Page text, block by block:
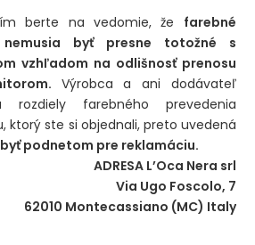
berte na vedomie, že farebné
byť presne totožné s
vzhľadom na odlišnosť prenosu
Výrobca a ani dodávateľ
rozdiely farebného prevedenia
ktorý ste si objednali, preto uvedená
podnetom pre reklamáciu.
ADRESA L’Oca Nera srl
Via Ugo Foscolo, 7
62010 Montecassiano (MC) Italy